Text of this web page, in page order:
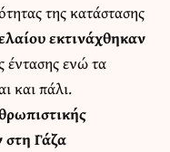
της κατάστασης
εκτινάχθηκαν
έντασης ενώ τα
και πάλι.
Γάζα